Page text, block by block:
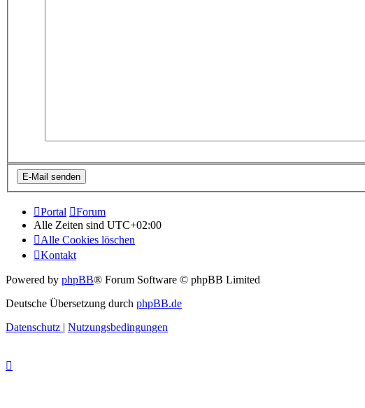
Portal
Forum
Alle Zeiten sind UTC+02:00
Alle Cookies löschen
Kontakt
Powered by phpBB® Forum Software © phpBB Limited
Deutsche Übersetzung durch phpBB.de
Datenschutz | Nutzungsbedingungen